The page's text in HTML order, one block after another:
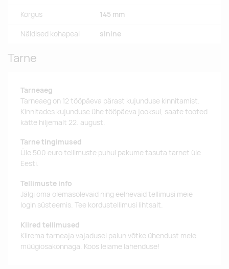
Kõrgus 145 mm
Näidised kohapeal sinine
Tarne
Tarneaeg
Tarneaeg on 12 tööpäeva pärast kujunduse kinnitamist.
Kinnitades kujunduse ühe tööpäeva jooksul, saate tooted
kätte hiljemalt 22. august.
Tarne tingimused
Üle 500 euro tellimuste puhul pakume tasuta tarnet üle
Eesti.
Tellimuste info
Jälgi oma olemasolevaid ning eelnevaid tellimusi meie
login süsteemis. Tee kordustellimusi lihtsalt.
Kiired tellimused
Kiirema tarneaja vajadusel palun võtke ühendust meie
müügiosakonnaga. Koos leiame lahenduse!